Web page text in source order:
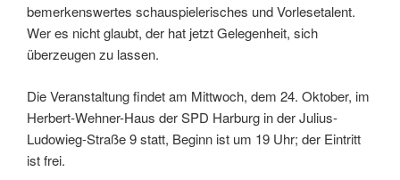
bemerkenswertes schauspielerisches und Vorlesetalent.
Wer es nicht glaubt, der hat jetzt Gelegenheit, sich
überzeugen zu lassen.
Die Veranstaltung findet am Mittwoch, dem 24. Oktober, im
Herbert-Wehner-Haus der SPD Harburg in der Julius-
Ludowieg-Straße 9 statt, Beginn ist um 19 Uhr; der Eintritt
ist frei.